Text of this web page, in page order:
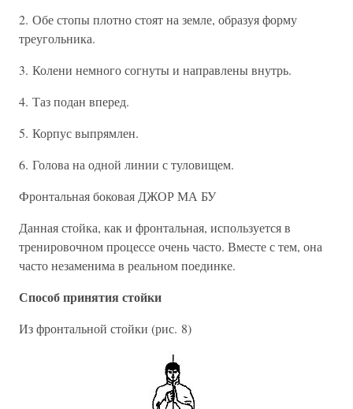
2. Обе стопы плотно стоят на земле, образуя форму
треугольника.
3. Колени немного согнуты и направлены внутрь.
4. Таз подан вперед.
5. Корпус выпрямлен.
6. Голова на одной линии с туловищем.
Фронтальная боковая ДЖОР МА БУ
Данная стойка, как и фронтальная, используется в
тренировочном процессе очень часто. Вместе с тем, она
часто незаменима в реальном поединке.
Способ принятия стойки
Из фронтальной стойки (рис. 8)